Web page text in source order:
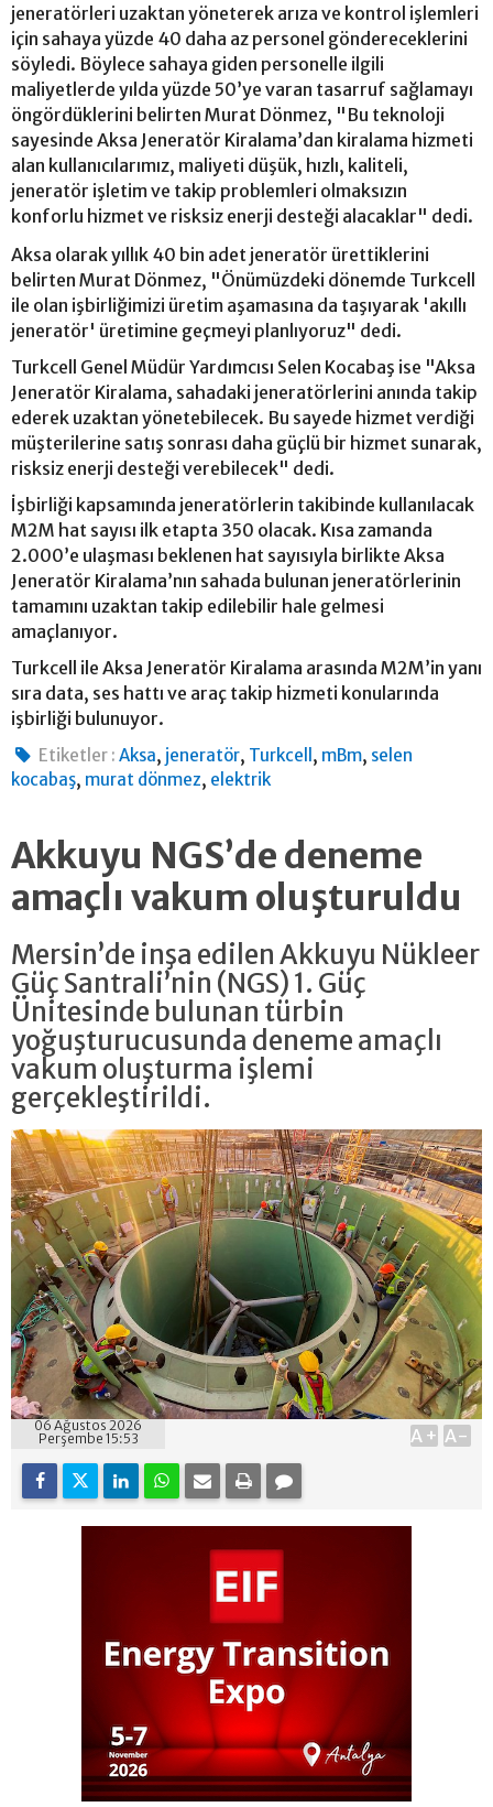
jeneratörleri uzaktan yöneterek arıza ve kontrol işlemleri
için sahaya yüzde 40 daha az personel göndereceklerini
söyledi. Böylece sahaya giden personelle ilgili
maliyetlerde yılda yüzde 50’ye varan tasarruf sağlamayı
öngördüklerini belirten Murat Dönmez, "Bu teknoloji
sayesinde Aksa Jeneratör Kiralama’dan kiralama hizmeti
alan kullanıcılarımız, maliyeti düşük, hızlı, kaliteli,
jeneratör işletim ve takip problemleri olmaksızın
konforlu hizmet ve risksiz enerji desteği alacaklar" dedi.
Aksa olarak yıllık 40 bin adet jeneratör ürettiklerini
belirten Murat Dönmez, "Önümüzdeki dönemde Turkcell
ile olan işbirliğimizi üretim aşamasına da taşıyarak 'akıllı
jeneratör' üretimine geçmeyi planlıyoruz" dedi.
Turkcell Genel Müdür Yardımcısı Selen Kocabaş ise "Aksa
Jeneratör Kiralama, sahadaki jeneratörlerini anında takip
ederek uzaktan yönetebilecek. Bu sayede hizmet verdiği
müşterilerine satış sonrası daha güçlü bir hizmet sunarak,
risksiz enerji desteği verebilecek" dedi.
İşbirliği kapsamında jeneratörlerin takibinde kullanılacak
M2M hat sayısı ilk etapta 350 olacak. Kısa zamanda
2.000’e ulaşması beklenen hat sayısıyla birlikte Aksa
Jeneratör Kiralama’nın sahada bulunan jeneratörlerinin
tamamını uzaktan takip edilebilir hale gelmesi
amaçlanıyor.
Turkcell ile Aksa Jeneratör Kiralama arasında M2M’in yanı
sıra data, ses hattı ve araç takip hizmeti konularında
işbirliği bulunuyor.
Etiketler : Aksa, jeneratör, Turkcell , mBm, selen
kocabaş, murat dönmez, elektrik
Akkuyu NGS’de deneme
amaçlı vakum oluşturuldu
Mersin’de inşa edilen Akkuyu Nükleer
Güç Santrali’nin (NGS) 1. Güç
Ünitesinde bulunan türbin
yoğuşturucusunda deneme amaçlı
vakum oluşturma işlemi
gerçekleştirildi.
06 Ağustos 2026
Perşembe 15:53
A+ A-